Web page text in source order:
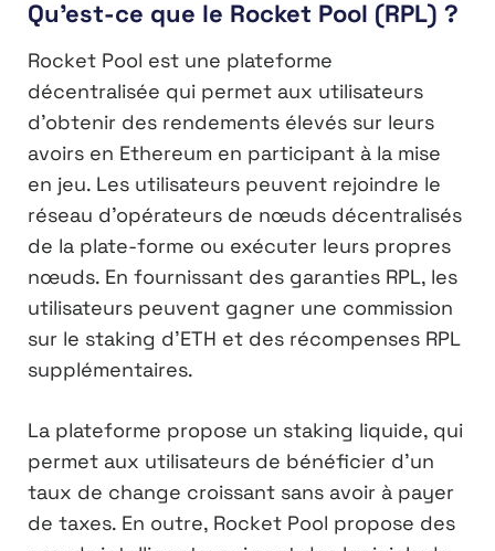
Qu’est-ce que le Rocket Pool (RPL) ?
Rocket Pool est une plateforme
décentralisée qui permet aux utilisateurs
d’obtenir des rendements élevés sur leurs
avoirs en Ethereum en participant à la mise
en jeu. Les utilisateurs peuvent rejoindre le
réseau d’opérateurs de nœuds décentralisés
de la plate-forme ou exécuter leurs propres
nœuds. En fournissant des garanties RPL, les
utilisateurs peuvent gagner une commission
sur le staking d’ETH et des récompenses RPL
supplémentaires.
La plateforme propose un staking liquide, qui
permet aux utilisateurs de bénéficier d’un
taux de change croissant sans avoir à payer
de taxes. En outre, Rocket Pool propose des